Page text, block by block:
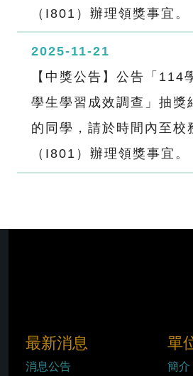
（I801）辦理領獎事宜。
2025-11-21
【中獎公告】公告「114
學生學習成效調查」抽獎
的同學，請於時間內至校
（I801）辦理領獎事宜。
最新消息
消息公告
單
簡介